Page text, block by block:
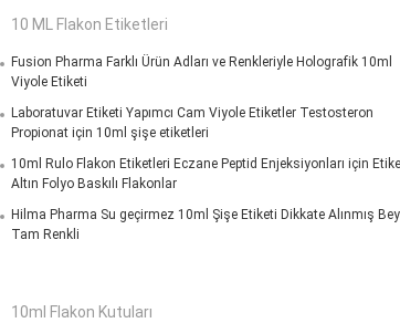
10 ML Flakon Etiketleri
Fusion Pharma Farklı Ürün Adları ve Renkleriyle Holografik 10ml
Viyole Etiketi
Laboratuvar Etiketi Yapımcı Cam Viyole Etiketler Testosteron
Propionat için 10ml şişe etiketleri
10ml Rulo Flakon Etiketleri Eczane Peptid Enjeksiyonları için
Altın Folyo Baskılı Flakonlar
Hilma Pharma Su geçirmez 10ml Şişe Etiketi Dikkate Alınmış
Tam Renkli
10ml Flakon Kutuları